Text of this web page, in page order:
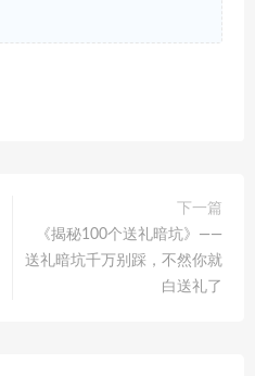
下一篇
《揭秘100个送礼暗坑》——
送礼暗坑千万别踩，不然你就
白送礼了